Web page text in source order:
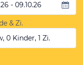
- 09.10.26
& Zi.
0 Kinder, 1 Zi.